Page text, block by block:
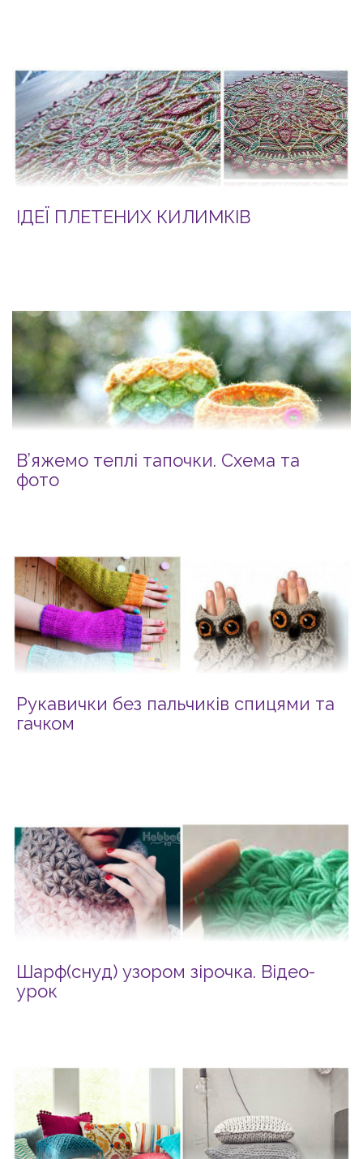
ІДЕЇ ПЛЕТЕНИХ КИЛИМКІВ
В’яжемо теплі тапочки. Схема та
фото
Рукавички без пальчиків спицями та
гачком
Шарф(снуд) узором зірочка. Відео-
урок